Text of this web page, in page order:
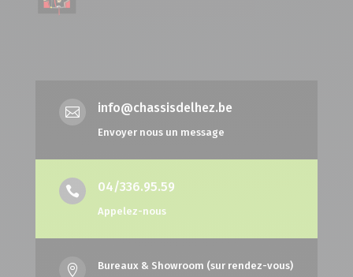
 info@chassisdelhez.be
Envoyer nous un message
 04/336.95.59
Appelez-nous
 Bureaux & Showroom (sur rendez-vous)